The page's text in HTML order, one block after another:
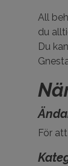
All
du
Du
För